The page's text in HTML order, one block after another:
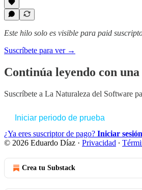
Este hilo solo es visible para paid
Suscríbete para ver →
Continúa leyendo con
Suscríbete a La Naturaleza del Software
Iniciar periodo de prueba
¿Ya eres suscriptor de pago? Iniciar sesión
© 2026 Eduardo Díaz · Privacidad ∙
Crea tu Substack